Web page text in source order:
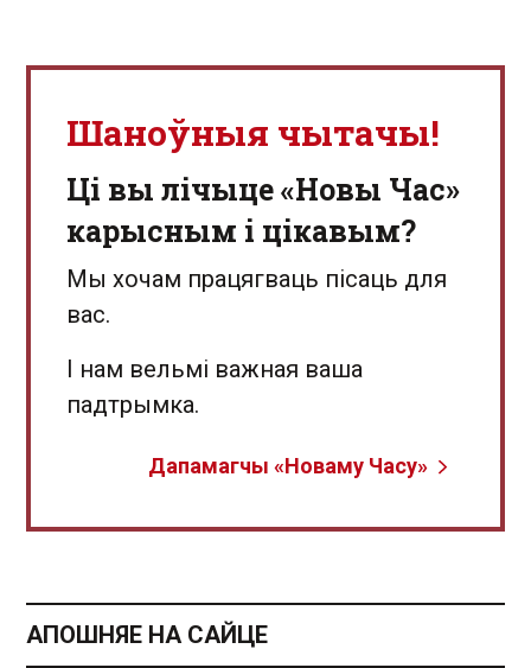
Шаноўныя чытачы!
Ці вы лічыце «Новы Час»
карысным і цікавым?
Мы хочам працягваць пісаць для
вас.
І нам вельмі важная ваша
падтрымка.
Дапамагчы «Новаму Часу»
АПОШНЯЕ НА САЙЦЕ